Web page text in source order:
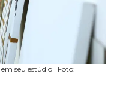
seu estúdio | Foto: